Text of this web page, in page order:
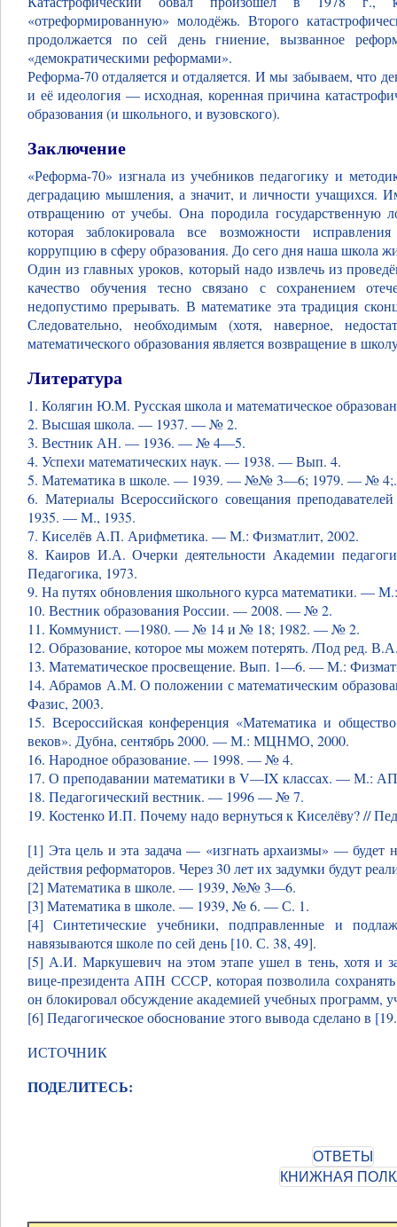
«отреформированную» молодёжь. Второго
продолжается по сей день гниение, вызванное
«демократическими реформами».
Реформа-70 отдаляется и отдаляется. И мы забываем, что
и её идеология — исходная, коренная причина
образования (и школьного, и вузовского).
Заключение
«Реформа-70» изгнала из учебников педагогику и
деградацию мышления, а значит, и личности учащихся.
отвращению от учебы. Она породила государственную
которая заблокировала все возможности
коррупцию в сферу образования. До сего дня наша школа
Один из главных уроков, который надо извлечь из
качество обучения тесно связано с сохранением
недопустимо прерывать. В математике эта традиция
Следовательно, необходимым (хотя, наверное,
математического образования является возвращение в
Литература
1. Колягин Ю.М. Русская школа и математическое
2. Высшая школа. — 1937. — № 2.
3. Вестник АН. — 1936. — № 4—5.
4. Успехи математических наук. — 1938. — Вып. 4.
5. Математика в школе. — 1939. — №№ 3—6; 1979. — №
6. Материалы Всероссийского совещания
1935. — М., 1935.
7. Киселёв А.П. Арифметика. — М.: Физматлит, 2002.
8. Каиров И.А. Очерки деятельности Академии
Педагогика, 1973.
9. На путях обновления школьного курса математики. —
10. Вестник образования России. — 2008. — № 2.
11. Коммунист. —1980. — № 14 и № 18; 1982. — № 2.
12. Образование, которое мы можем потерять. /Под ред.
13. Математическое просвещение. Вып. 1—6. — М.:
14. Абрамов А.М. О положении с математическим
Фазис, 2003.
15. Всероссийская конференция «Математика и
веков». Дубна, сентябрь 2000. — М.: МЦНМО, 2000.
16. Народное образование. — 1998. — № 4.
17. О преподавании математики в V—IX классах. — М.:
18. Педагогический вестник. — 1996 — № 7.
19. Костенко И.П. Почему надо вернуться к Киселёву? //
[1] Эта цель и эта задача — «изгнать архаизмы» — будет
действия реформаторов. Через 30 лет их задумки будут
[2] Математика в школе. — 1939, №№ 3—6.
[3] Математика в школе. — 1939, № 6. — С. 1.
[4] Синтетические учебники, подправленные и
навязываются школе по сей день [10. С. 38, 49].
[5] А.И. Маркушевич на этом этапе ушел в тень, хотя и
вице-президента АПН СССР, которая позволила
он блокировал обсуждение академией учебных программ,
[6] Педагогическое обоснование этого вывода сделано в
ИСТОЧНИК
ПОДЕЛИТЕСЬ: